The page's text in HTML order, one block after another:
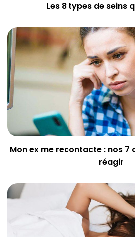
Les 8 types de seins
Mon ex me recontacte : nos 7
réagir